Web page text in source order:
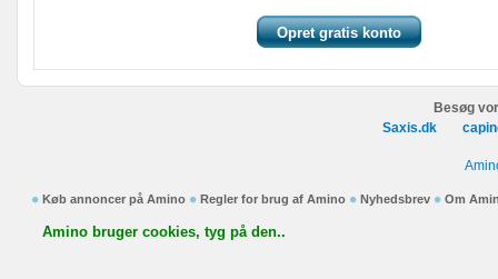
Besøg
Saxis.dk
Køb annoncer på Amino Regler for brug af Amino Nyhedsbrev Om
Amino bruger cookies, tyg på den..